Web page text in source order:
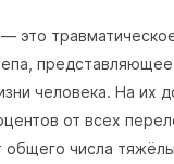
это
человека. На их
от всех
общего числа